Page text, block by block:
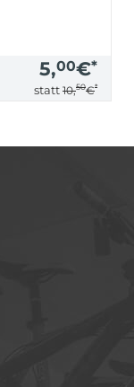
5,00€*
statt 10,50€*